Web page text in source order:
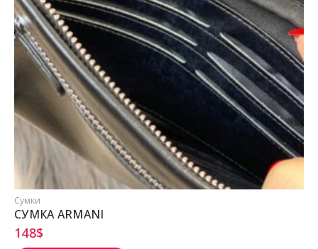
Сумки
СУМКА ARMANI
148$